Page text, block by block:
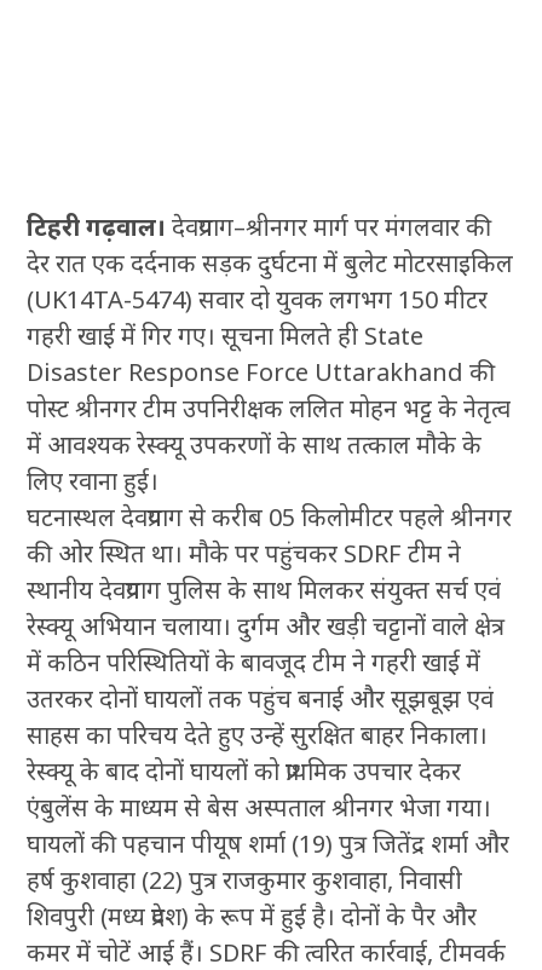
टिहरी गढ़वाल। देवप्रयाग–श्रीनगर मार्ग पर मंगलवार की
देर रात एक दर्दनाक सड़क दुर्घटना में बुलेट मोटरसाइकिल
(UK14TA-5474) सवार दो युवक लगभग 150 मीटर
गहरी खाई में गिर गए। सूचना मिलते ही State
Disaster Response Force Uttarakhand की
पोस्ट श्रीनगर टीम उपनिरीक्षक ललित मोहन भट्ट के नेतृत्व
में आवश्यक रेस्क्यू उपकरणों के साथ तत्काल मौके के
लिए रवाना हुई।
घटनास्थल देवप्रयाग से करीब 05 किलोमीटर पहले श्रीनगर
की ओर स्थित था। मौके पर पहुंचकर SDRF टीम ने
स्थानीय देवप्रयाग पुलिस के साथ मिलकर संयुक्त सर्च एवं
रेस्क्यू अभियान चलाया। दुर्गम और खड़ी चट्टानों वाले क्षेत्र
में कठिन परिस्थितियों के बावजूद टीम ने गहरी खाई में
उतरकर दोनों घायलों तक पहुंच बनाई और सूझबूझ एवं
साहस का परिचय देते हुए उन्हें सुरक्षित बाहर निकाला।
रेस्क्यू के बाद दोनों घायलों को प्राथमिक उपचार देकर
एंबुलेंस के माध्यम से बेस अस्पताल श्रीनगर भेजा गया।
घायलों की पहचान पीयूष शर्मा (19) पुत्र जितेंद्र शर्मा और
हर्ष कुशवाहा (22) पुत्र राजकुमार कुशवाहा, निवासी
शिवपुरी (मध्य प्रदेश) के रूप में हुई है। दोनों के पैर और
कमर में चोटें आई हैं। SDRF की त्वरित कार्रवाई, टीमवर्क